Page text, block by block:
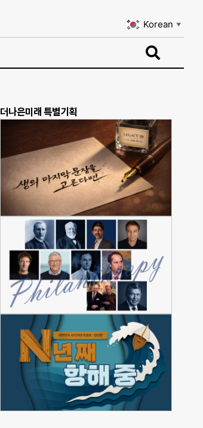
Korean ▼
더나은미래 특별기획